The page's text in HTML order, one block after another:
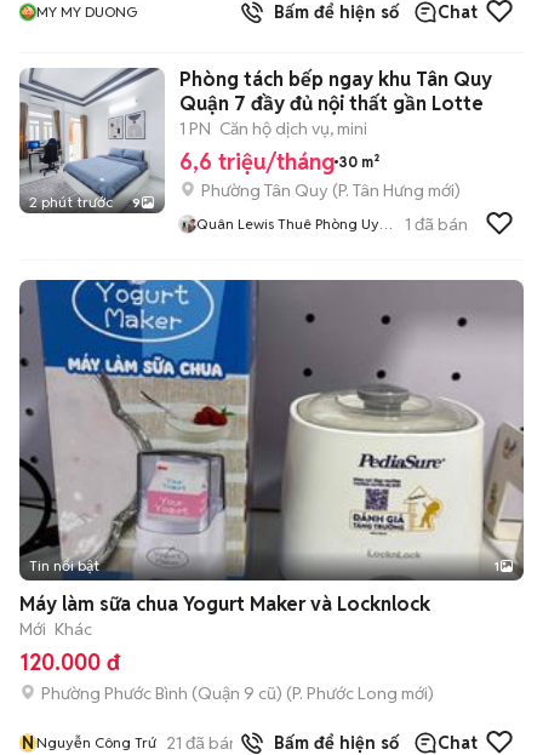
MY MY DUONG Bấm để hiện số Chat
2 phút trước 9
Phòng tách bếp ngay khu Tân Quy
Quận 7 đầy đủ nội thất gần Lotte
1 PN Căn hộ dịch vụ, mini
6,6 triệu/tháng 30 m²
Phường Tân Quy (P. Tân Hưng mới)
Quân Lewis Thuê Phòng Uy
1 đã bán
Tin nổi bật 1
Máy làm sữa chua Yogurt Maker và Locknlock
Mới Khác
120.000 đ
Phường Phước Bình (Quận 9 cũ) (P. Phước Long mới)
NNguyễn Công Trứ 21 đã bán Bấm để hiện số Chat